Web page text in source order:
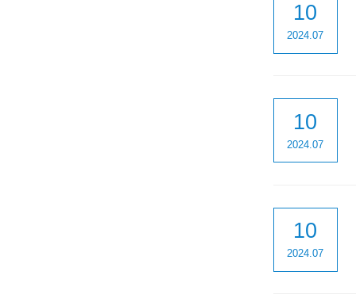
10
2024.07
10
2024.07
10
2024.07